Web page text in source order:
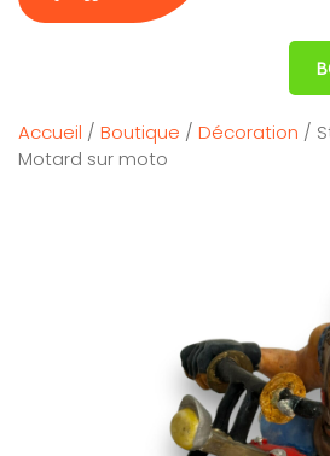
Accueil / Boutique / Décoration /
Motard sur moto